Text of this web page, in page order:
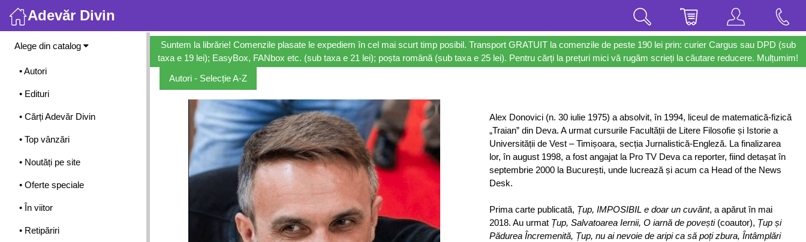
Adevăr Divin
Meniu
Alege din catalog
• Autori
• Edituri
• Cărți Adevăr Divin
• Top vânzări
• Noutăți pe site
• Oferte speciale
• În viitor
• Retipăriri
Suntem la librărie! Comenzile plasate le expediem în cel mai scurt timp posibil. Transport GRATUIT la comenzile de peste 190 lei prin: curier Cargus sau DPD (sub
taxa e 19 lei); EasyBox, FANbox etc. (sub taxa e 21 lei); poșta română (sub taxa e 25 lei). Pentru cărți la prețuri mici vă rugăm scrieți la căutare reducere. Mulțumim!
Autori - Selecție A-Z
Alex Donovici (n. 30 iulie 1975) a absolvit, în 1994, liceul de matematică-fizică
„Traian” din Deva. A urmat cursurile Facultății de Litere Filosofie și Istorie a
Universității de Vest – Timișoara, secția Jurnalistică-Engleză. La finalizarea
lor, în august 1998, a fost angajat la Pro TV Deva ca reporter, fiind detașat în
septembrie 2000 la București, unde lucrează și acum ca Head of the News
Desk.
Prima carte publicată, Țup, IMPOSIBIL e doar un cuvânt, a apărut în mai
2018. Au urmat Țup, Salvatoarea Iernii, O iarnă de povești(coautor), Țup și
Pădurea Încremenită, Țup, nu ai nevoie de aripi ca să poți zbura, Întâmplări